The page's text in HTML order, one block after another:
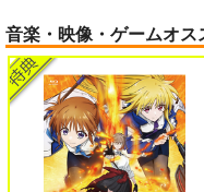
競売でマンションを買
った話。３
さくら研究室
550 円（税込）
オリジナル
作者
パイセン
サンプル
ボクの理想の異世界生活 転生した
ケモ耳娘だらけの世界でハーレム
3
音楽・映像・ゲームオス